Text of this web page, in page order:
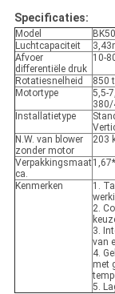
Specificaties:
Model
Luchtcapaciteit
Afvoer
differentiële druk
10-
Rotatiesnelheid
850
Motortype
5,5-
380/
Installatietype
N.W. van blower
zonder motor
203
Verpakkingsmaat
ca.
Kenmerken
1.
2.
3.
van
4.
met
5.